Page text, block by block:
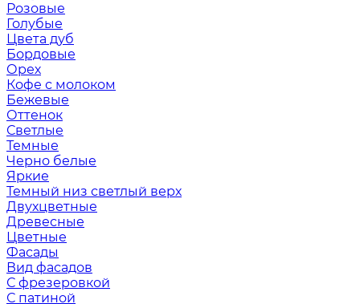
Розовые
Голубые
Цвета дуб
Бордовые
Орех
Кофе с молоком
Бежевые
Оттенок
Светлые
Темные
Черно белые
Яркие
Темный низ светлый верх
Двухцветные
Древесные
Цветные
Фасады
Вид фасадов
С фрезеровкой
С патиной